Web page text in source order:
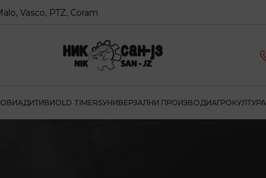
PTZ, Coram
АДИТИВИOLD TIMERSУНИВЕРЗАЛНИ ПРОИЗВОДИАГРОКУЛТУРА